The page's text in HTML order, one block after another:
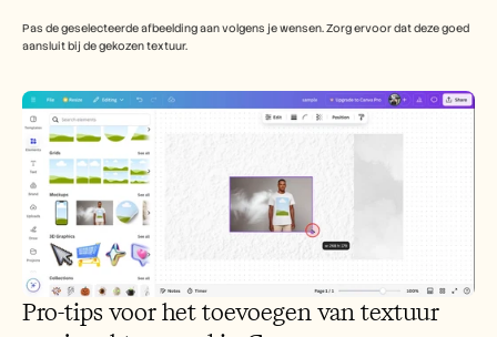
Pas de geselecteerde afbeelding aan volgens je wensen. Zorg ervoor dat deze goed
aansluit bij de gekozen textuur.
Pro-tips voor het toevoegen van textuur